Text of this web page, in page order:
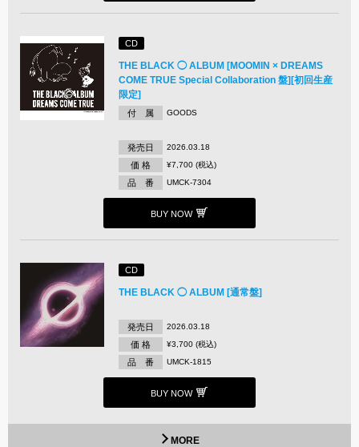
CD
THE BLACK ◯ ALBUM [MOOMIN × DREAMS
COME TRUE Special Collaboration 盤][初回生産
限定]
付 属 GOODS
発売日 2026.03.18
価 格 ¥7,700 (税込)
品 番 UMCK-7304
BUY NOW
CD
THE BLACK ◯ ALBUM [通常盤]
発売日 2026.03.18
価 格 ¥3,700 (税込)
品 番 UMCK-1815
BUY NOW
MORE